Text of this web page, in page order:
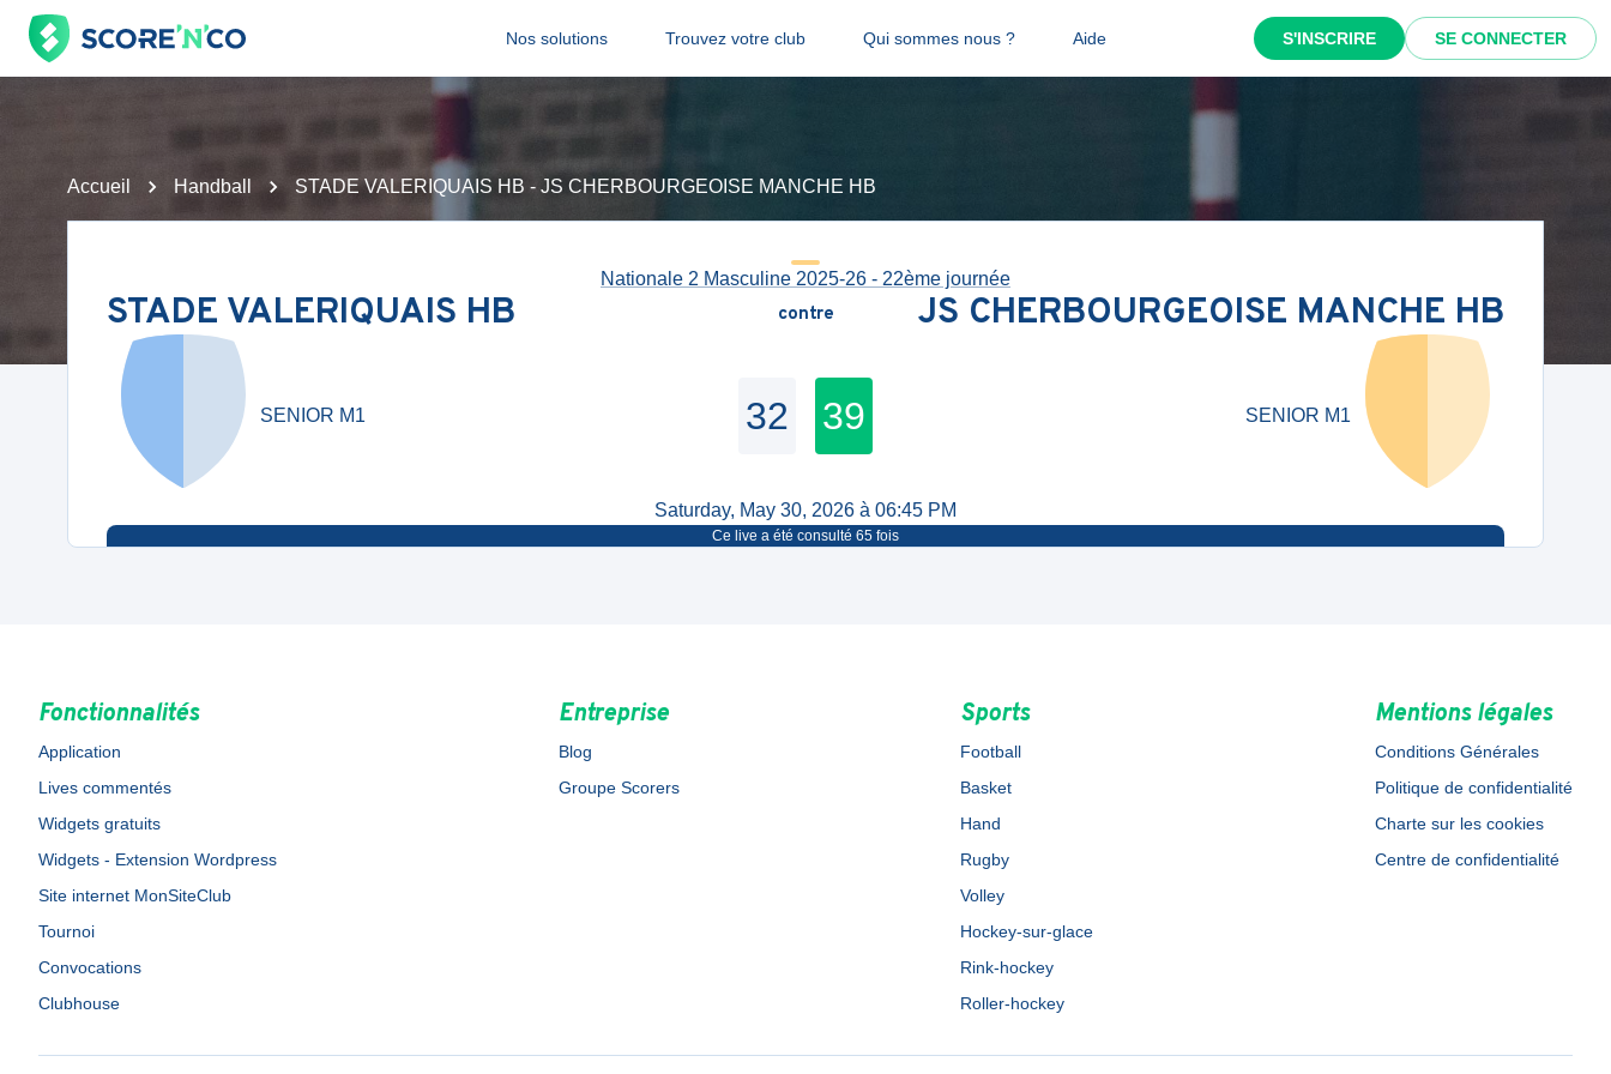
Nos solutions Trouvez votre club Qui sommes nous ? Aide S'INSCRIRE SE CONNECTER
Accueil Handball STADE VALERIQUAIS HB - JS CHERBOURGEOISE MANCHE HB
Nationale 2 Masculine 2025-26 - 22ème journée
STADE VALERIQUAIS HB contre JS CHERBOURGEOISE MANCHE HB
SENIOR M1 32 39 SENIOR M1
Saturday, May 30, 2026 à 06:45 PM
Ce live a été consulté 65 fois
Fonctionnalités
Application
Lives commentés
Widgets gratuits
Widgets - Extension Wordpress
Site internet MonSiteClub
Tournoi
Convocations
Clubhouse
Entreprise
Blog
Groupe Scorers
Sports
Football
Basket
Hand
Rugby
Volley
Hockey-sur-glace
Rink-hockey
Roller-hockey
Mentions légales
Conditions Générales
Politique de confidentialité
Charte sur les cookies
Centre de confidentialité